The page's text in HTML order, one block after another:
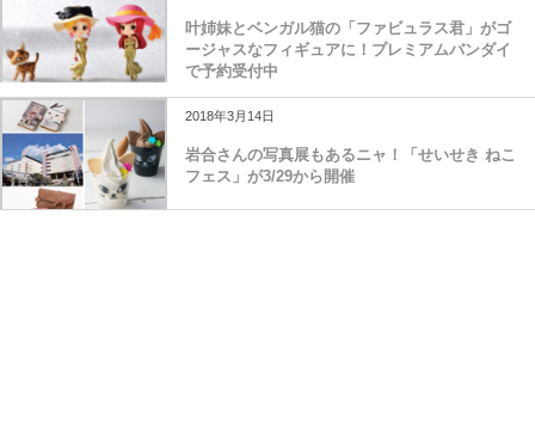
叶姉妹とベンガル猫の「ファビュラス君」がゴ
ージャスなフィギュアに！プレミアムバンダイ
で予約受付中
2018年3月14日
岩合さんの写真展もあるニャ！「せいせき ねこ
フェス」が3/29から開催